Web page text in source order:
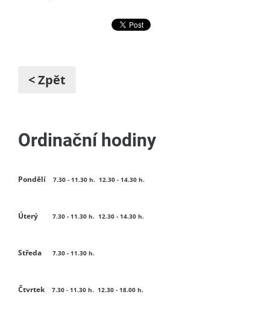
< Zpět
Ordinační hodiny
Pondělí 7.30 - 11.30 h. 12.30 - 14.30 h.
Úterý 7.30 - 11.30 h. 12.30 - 14.30 h.
Středa 7.30 - 11.30 h.
Čtvrtek 7.30 - 11.30 h. 12.30 - 18.00 h.